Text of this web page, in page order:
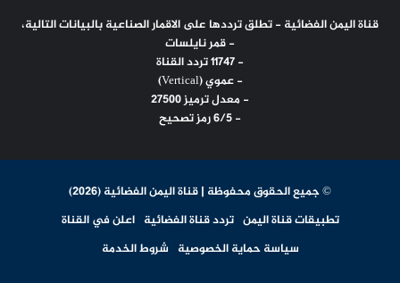
قناة اليمن الفضائية - تطلق ترددها على الاقمار الصناعية بالبيانات التالية،
- قمر نايلسات
- 11747 تردد القناة
- عموي (Vertical)
- معدل ترميز 27500
- 6/5 رمز تصحيح
© جميع الحقوق محفوظة | قناة اليمن الفضائية (2026)
تطبيقات قناة اليمن تردد قناة الفضائية اعلن في القناة
سياسة حماية الخصوصية شروط الخدمة